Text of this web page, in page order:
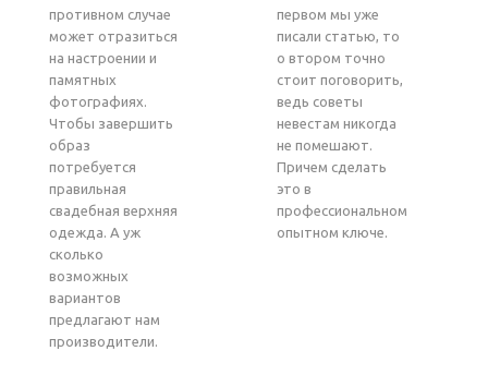
противном случае
может отразиться
на настроении и
памятных
фотографиях.
Чтобы завершить
образ
потребуется
правильная
свадебная верхняя
одежда. А уж
сколько
возможных
вариантов
предлагают нам
производители.
первом мы уже
писали статью, то
о втором точно
стоит поговорить,
ведь советы
невестам никогда
не помешают.
Причем сделать
это в
профессиональном
опытном ключе.